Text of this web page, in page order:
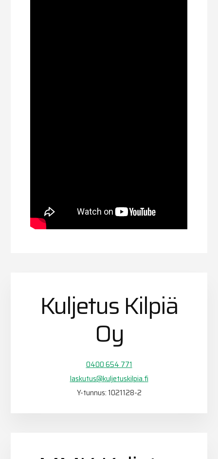
Kuljetus Kilpiä
Oy
0400 654 771
laskutus@kuljetuskilpia.fi
Y-tunnus: 1021128-2